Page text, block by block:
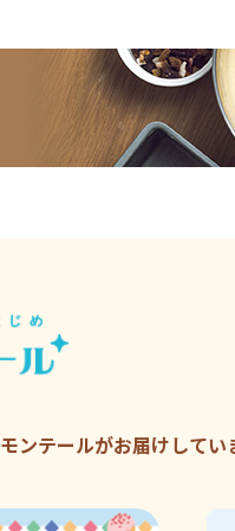
モンテールがお届けしてい